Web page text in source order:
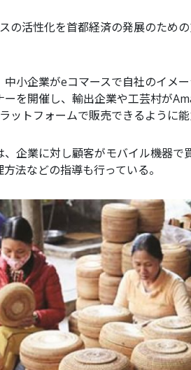
の活性化を首都経済の発展のため
中小企業がeコマースで自社のイメ
ーを開催し、輸出企業や工芸村が
ットフォームで販売できるように能
、企業に対し顧客がモバイル機器
法などの指導も行っている。